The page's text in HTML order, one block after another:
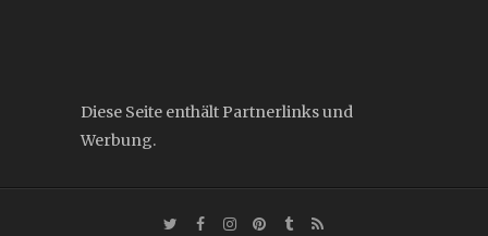
Diese Seite enthält Partnerlinks und
Werbung.